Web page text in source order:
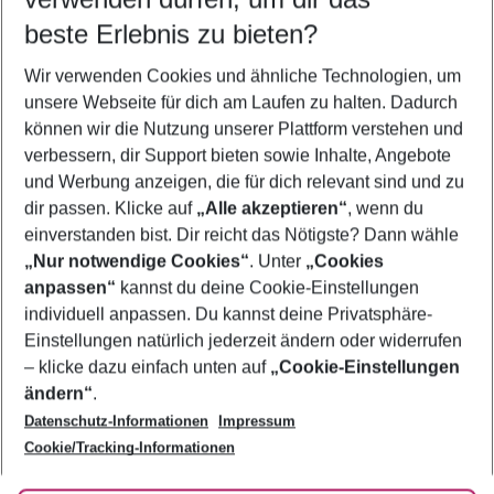
5-8 Nächte
2 Erwachsene Keine Kinder
Mehr Filter anzeigen
Footer
Footer navigation
Über uns
AGB
Bestpreisgarantie
Cookie-Einstellungen ändern
Cookie-Richtlinie
Agenturbetreuung
Barrierefreies Reisen
Folge uns
beste Erlebnis zu bieten?
Wir verwenden Cookies und ähnliche Technologien, um
unsere Webseite für dich am Laufen zu halten. Dadurch
können wir die Nutzung unserer Plattform verstehen und
verbessern, dir Support bieten sowie Inhalte, Angebote
und Werbung anzeigen, die für dich relevant sind und zu
dir passen. Klicke auf „Alle akzeptieren“, wenn du
einverstanden bist. Dir reicht das Nötigste? Dann wähle
„Nur notwendige Cookies“. Unter „Cookies
anpassen“ kannst du deine Cookie-Einstellungen
individuell anpassen. Du kannst deine Privatsphäre-
Einstellungen natürlich jederzeit ändern oder widerrufen
– klicke dazu einfach unten auf „Cookie-Einstellungen
ändern“.
Datenschutz-Informationen
Impressum
Cookie/Tracking-Informationen